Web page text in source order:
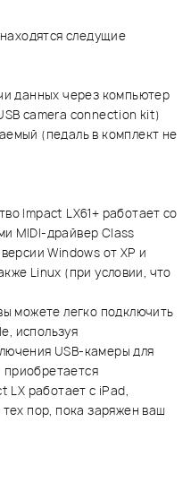
следущие
данных через компьютер
camera connection kit)
(педаль в комплект не
Impact LX61+ работает со
MIDI-драйвер Class
Windows от XP и
Linux (при условии, что
можете легко подключить
используя
USB-камеры для
LX работает с iPad,
пор, пока заряжен ваш